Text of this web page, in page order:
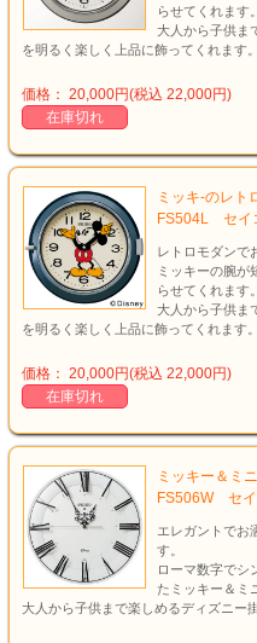
らせてくれます。
大人から子供ま
を明るく楽しく上品に飾ってくれます。
価格： 20,000円(税込 22,000円)
在庫切れ
ミッキ-のレ
FS504L セイ
レトロモダンで
ミッキーの腕が
らせてくれます。
大人から子供ま
を明るく楽しく上品に飾ってくれます。
価格： 20,000円(税込 22,000円)
在庫切れ
ミッキー＆ミ
FS506W セ
エレガントでお
す。
ローマ数字でシ
たミッキー＆ミ
大人から子供まで楽しめるディズニー